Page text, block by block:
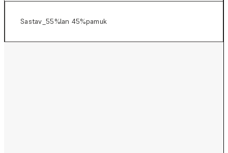
Sastav_55%lan 45%pamuk